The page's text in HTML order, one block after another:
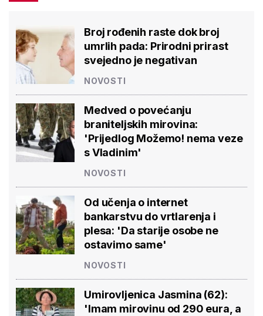
Broj rođenih raste dok broj
umrlih pada: Prirodni prirast
svejedno je negativan
NOVOSTI
Medved o povećanju
braniteljskih mirovina:
'Prijedlog Možemo! nema veze
s Vladinim'
NOVOSTI
Od učenja o internet
bankarstvu do vrtlarenja i
plesa: 'Da starije osobe ne
ostavimo same'
NOVOSTI
Umirovljenica Jasmina (62):
'Imam mirovinu od 290 eura, a